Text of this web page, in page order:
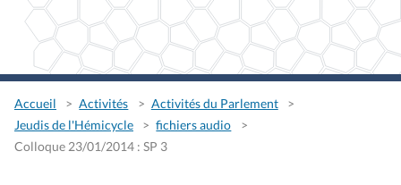
Accueil Activités
Activités du Parlement
Jeudis de l'Hémicycle
fichiers audio
Colloque 23/01/2014 : SP 3